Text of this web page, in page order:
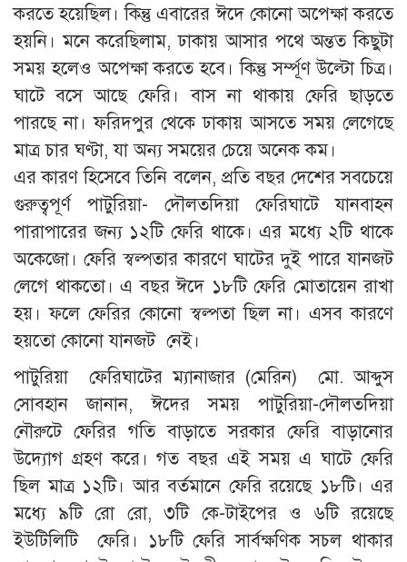
করতে হয়েছিল। কিন্তু এবারের ঈদে কোনো অপেক্ষা করতে
হয়নি। মনে করেছিলাম, ঢাকায় আসার পথে অন্তত কিছুটা
সময় হলেও অপেক্ষা করতে হবে। কিন্তু সর্ম্পূণ উল্টো চিত্র।
ঘাটে বসে আছে ফেরি। বাস না থাকায় ফেরি ছাড়তে
পারছে না। ফরিদপুর থেকে ঢাকায় আসতে সময় লেগেছে
মাত্র চার ঘণ্টা, যা অন্য সময়ের চেয়ে অনেক কম।
এর কারণ হিসেবে তিনি বলেন, প্রতি বছর দেশের সবচেয়ে
গুরুত্বপূর্ণ পাটুরিয়া- দৌলতদিয়া ফেরিঘাটে যানবাহন
পারাপারের জন্য ১২টি ফেরি থাকে। এর মধ্যে ২টি থাকে
অকেজো। ফেরি স্বল্পতার কারণে ঘাটের দুই পারে যানজট
লেগে থাকতো। এ বছর ঈদে ১৮টি ফেরি মোতায়েন রাখা
হয়। ফলে ফেরির কোনো স্বল্পতা ছিল না। এসব কারণে
হয়তো কোনো যানজট নেই।
পাটুরিয়া ফেরিঘাটের ম্যানাজার (মেরিন) মো. আব্দুস
সোবহান জানান, ঈদের সময় পাটুরিয়া-দৌলতদিয়া
নৌরুটে ফেরির গতি বাড়াতে সরকার ফেরি বাড়ানোর
উদ্যোগ গ্রহণ করে। গত বছর এই সময় এ ঘাটে ফেরি
ছিল মাত্র ১২টি। আর বর্তমানে ফেরি রয়েছে ১৮টি। এর
মধ্যে ৯টি রো রো, ৩টি কে-টাইপের ও ৬টি রয়েছে
ইউটিলিটি ফেরি। ১৮টি ফেরি সার্বক্ষণিক সচল থাকার